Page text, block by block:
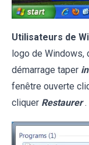
Utilisateurs de
logo de Windows,
démarrage taper
fenêtre ouverte
cliquer Restaurer .